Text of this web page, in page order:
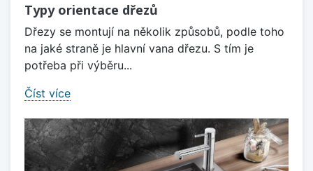
Typy orientace dřezů
Dřezy se montují na několik způsobů, podle toho
na jaké straně je hlavní vana dřezu. S tím je
potřeba při výběru...
Číst více